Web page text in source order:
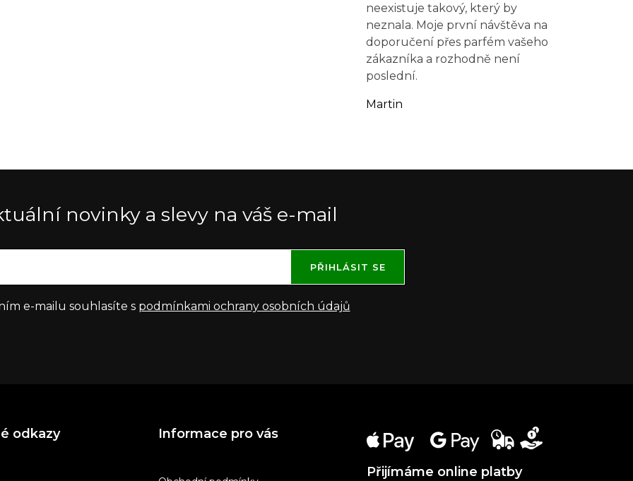
neexistuje takový, který by
neznala. Moje první návštěva na
doporučení přes parfém vašeho
zákazníka a rozhodně není
poslední.
Martin
novinky a slevy na váš e-mail
e-mailu souhlasíte s podmínkami ochrany osobních údajů
PŘIHLÁSIT SE
odkazy Informace pro vás
Přijímáme online platby